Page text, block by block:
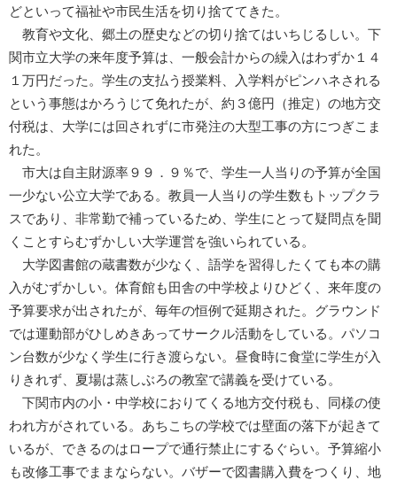
どといって福祉や市民生活を切り捨ててきた。
教育や文化、郷土の歴史などの切り捨てはいちじるしい。下
関市立大学の来年度予算は、一般会計からの繰入はわずか１４
１万円だった。学生の支払う授業料、入学料がピンハネされる
という事態はかろうじて免れたが、約３億円（推定）の地方交
付税は、大学には回されずに市発注の大型工事の方につぎこま
れた。
市大は自主財源率９９．９％で、学生一人当りの予算が全国
一少ない公立大学である。教員一人当りの学生数もトップクラ
スであり、非常勤で補っているため、学生にとって疑問点を聞
くことすらむずかしい大学運営を強いられている。
大学図書館の蔵書数が少なく、語学を習得したくても本の購
入がむずかしい。体育館も田舎の中学校よりひどく、来年度の
予算要求が出されたが、毎年の恒例で延期された。グラウンド
では運動部がひしめきあってサークル活動をしている。パソコ
ン台数が少なく学生に行き渡らない。昼食時に食堂に学生が入
りきれず、夏場は蒸しぶろの教室で講義を受けている。
下関市内の小・中学校におりてくる地方交付税も、同様の使
われ方がされている。あちこちの学校では壁面の落下が起きて
いるが、できるのはロープで通行禁止にするぐらい。予算縮小
も改修工事でままならない。バザーで図書購入費をつくり、地